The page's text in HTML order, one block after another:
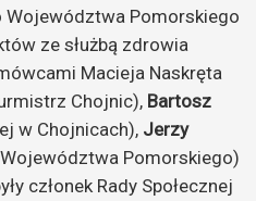
Województwa Pomorskiego
ze służbą zdrowia
Macieja Naskręta
Chojnic), Bartosz
w Chojnicach), Jerzy
Pomorskiego)
członek Rady Społecznej